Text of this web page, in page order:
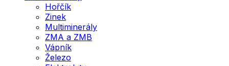
Hořčík
Zinek
Multiminerály
ZMA a ZMB
Vápník
Železo